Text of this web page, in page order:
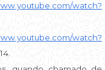
watch?
watch?